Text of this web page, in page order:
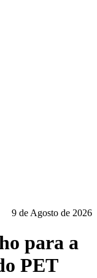
9 de Agosto de 2026
para a
PET